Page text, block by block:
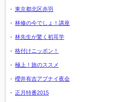
東京都北区赤羽
林修の今でしょ！講座
林先生が驚く初耳学
格付けニッポン！
極上！旅のススメ
櫻井有吉アブナイ夜会
正月特番2015